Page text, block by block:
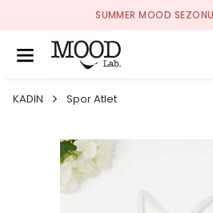
SUMMER MOOD
KADIN Spor Atlet